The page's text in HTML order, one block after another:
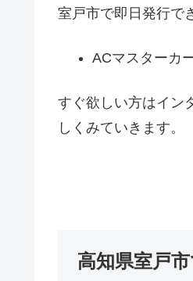
室戸市で即日発行で
ACマスターカ
すぐ欲しい方はイン
しくみていきます。
高知県室戸